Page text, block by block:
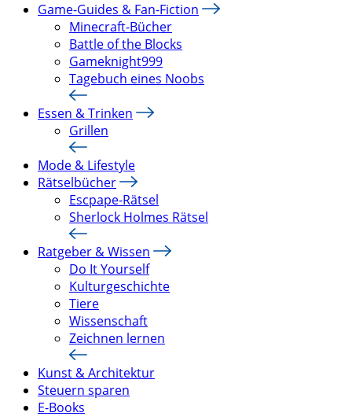
Game-Guides & Fan-Fiction
Minecraft-Bücher
Battle of the Blocks
Gameknight999
Tagebuch eines Noobs
Essen & Trinken
Grillen
Mode & Lifestyle
Rätselbücher
Escpape-Rätsel
Sherlock Holmes Rätsel
Ratgeber & Wissen
Do It Yourself
Kulturgeschichte
Tiere
Wissenschaft
Zeichnen lernen
Kunst & Architektur
Steuern sparen
E-Books